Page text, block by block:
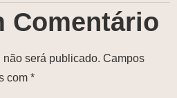
Comentário
será publicado. Campos
com *